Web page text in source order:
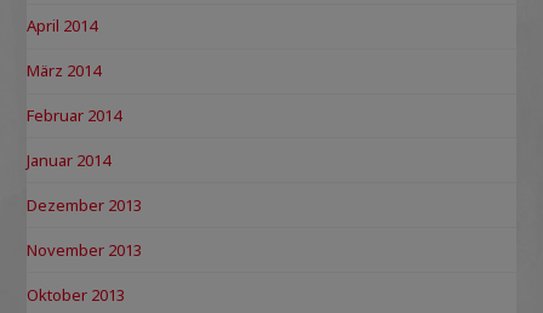
April 2014
März 2014
Februar 2014
Januar 2014
Dezember 2013
November 2013
Oktober 2013